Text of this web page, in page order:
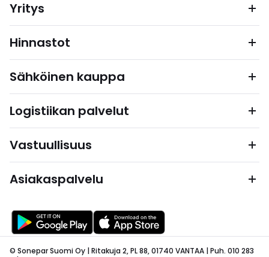
Yritys
Hinnastot
Sähköinen kauppa
Logistiikan palvelut
Vastuullisuus
Asiakaspalvelu
© Sonepar Suomi Oy | Ritakuja 2, PL 88, 01740 VANTAA | Puh. 010 283